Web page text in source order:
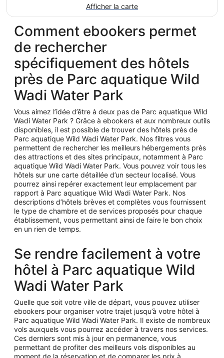
Afficher la carte
Comment ebookers permet
de rechercher
spécifiquement des hôtels
près de Parc aquatique Wild
Wadi Water Park
Vous aimez l’idée d’être à deux pas de Parc aquatique Wild
Wadi Water Park ? Grâce à ebookers et aux nombreux outils
disponibles, il est possible de trouver des hôtels près de
Parc aquatique Wild Wadi Water Park. Nos filtres vous
permettent de rechercher les meilleurs hébergements près
des attractions et des sites principaux, notamment à Parc
aquatique Wild Wadi Water Park. Vous pouvez voir tous les
hôtels sur une carte détaillée d’un secteur localisé. Vous
pourrez ainsi repérer exactement leur emplacement par
rapport à Parc aquatique Wild Wadi Water Park. Nos
descriptions d’hôtels brèves et complètes vous fournissent
le type de chambre et de services proposés pour chaque
établissement, vous permettant ainsi de faire le bon choix
en un rien de temps.
Se rendre facilement à votre
hôtel à Parc aquatique Wild
Wadi Water Park
Quelle que soit votre ville de départ, vous pouvez utiliser
ebookers pour organiser votre trajet jusqu’à votre hôtel à
Parc aquatique Wild Wadi Water Park. Il existe de nombreux
vols auxquels vous pourrez accéder à travers nos services.
Ces derniers sont mis à jour en permanence, vous
permettant de profiter des meilleurs vols disponibles au
moment de la réservation et de comparer les prix à